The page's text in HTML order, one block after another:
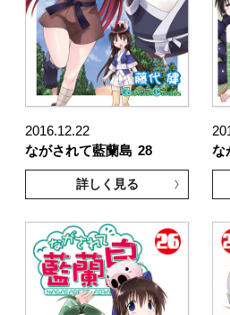
2016.12.22
ながされて藍蘭島 28
詳しく見る
な